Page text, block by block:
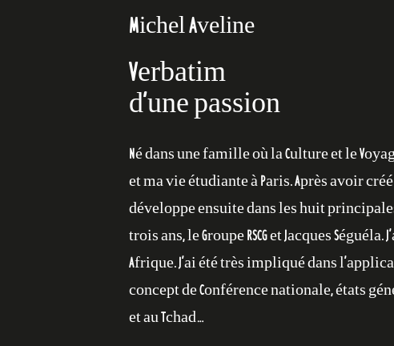
Michel Aveline
Verbatim
d’une passion
Né dans une famille où la Culture et le
et ma vie étudiante à Paris. Après avoir
développe ensuite dans les huit
trois ans, le Groupe RSCG et Jacques
Afrique. J’ai été très impliqué dans
concept de Conférence nationale, états
et au Tchad…